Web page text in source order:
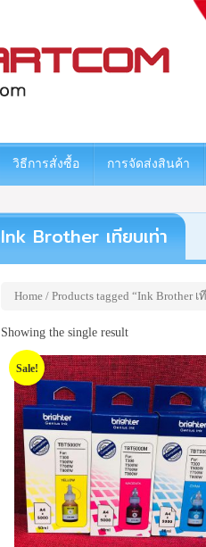
วิธีการสั่งซื้อ การจัดส่งสินค้า
Ink Brother เทียบเท่า
Home / Products tagged “Ink Brother เ
Showing the single result
Sale!